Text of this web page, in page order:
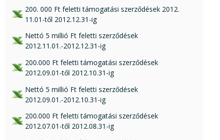
xls csatolmány:
200. 000 Ft feletti támogatási szerződések 2012.
11.01-től 2012.12.31-ig
xls csatolmány:
Nettó 5 millió Ft feletti szerződések
2012.11.01.-2012.12.31-ig
xls csatolmány:
200.000 Ft feletti támogatási szerződések
2012.09.01-től 2012.10.31-ig
xls csatolmány:
Nettó 5 millió Ft feletti szerződések
2012.09.01.-2012.10.31-ig
xls csatolmány:
200.000 Ft feletti támogatási szerződések
2012.07.01-től 2012.08.31-ig